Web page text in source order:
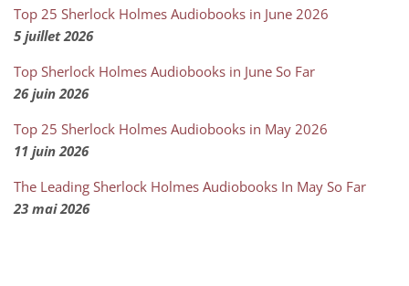
Top 25 Sherlock Holmes Audiobooks in June 2026
5 juillet 2026
Top Sherlock Holmes Audiobooks in June So Far
26 juin 2026
Top 25 Sherlock Holmes Audiobooks in May 2026
11 juin 2026
The Leading Sherlock Holmes Audiobooks In May So Far
23 mai 2026